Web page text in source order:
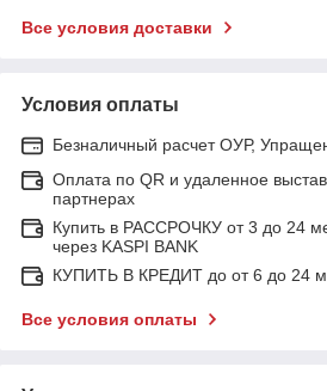
Все условия доставки
Условия оплаты
Безналичный расчет ОУР,
Оплата по QR и удаленное
партнерах
Купить в РАССРОЧКУ от 3 до 24
через KASPI BANK
КУПИТЬ В КРЕДИТ до от 6 до 24
Все условия оплаты